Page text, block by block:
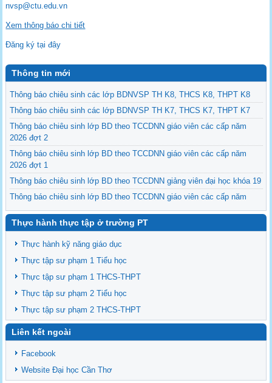
nvsp@ctu.edu.vn
Xem thông báo chi tiết
Đăng ký tại đây
Thông tin mới
Thông báo chiêu sinh các lớp BDNVSP TH K8, THCS K8, THPT K8
Thông báo chiêu sinh các lớp BDNVSP TH K7, THCS K7, THPT K7
Thông báo chiêu sinh lớp BD theo TCCDNN giáo viên các cấp năm
2026 đợt 2
Thông báo chiêu sinh lớp BD theo TCCDNN giáo viên các cấp năm
2026 đợt 1
Thông báo chiêu sinh lớp BD theo TCCDNN giảng viên đại học khóa 19
Thông báo chiêu sinh lớp BD theo TCCDNN giáo viên các cấp năm
Thông báo chiêu sinh các lớp BDNVSP TH K6, THCS K6, THPT K6
Thông báo chiêu sinh lớp BD NVSP cấp chứng nhận khóa 4 năm 2025
Thông báo chiêu sinh lớp BD NVSP dạy đại học, cao đẳng, trung cấp
cấp chứng nhận khóa 03
Thông báo tổng khai giảng các lớp BDNVSP TH K5, THCS K5, THPT
K5
Thực hành thực tập ở trường PT
Thực hành kỹ năng giáo dục
Thực tập sư phạm 1 Tiểu học
Thực tập sư phạm 1 THCS-THPT
Thực tập sư phạm 2 Tiểu học
Thực tập sư phạm 2 THCS-THPT
Liên kết ngoài
Facebook
Website Đại học Cần Thơ